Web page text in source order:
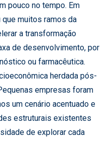
pouco no tempo. Em
que muitos ramos da
a transformação
de desenvolvimento, por
ou farmacêutica.
herdada pós-
empresas foram
um cenário acentuado e
estruturais existentes
de explorar cada